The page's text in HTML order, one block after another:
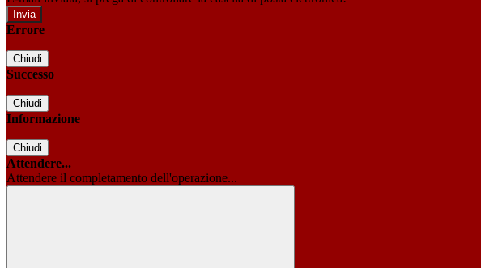
Errore
Chiudi
Successo
Chiudi
Informazione
Chiudi
Attendere...
Attendere il completamento dell'operazione...